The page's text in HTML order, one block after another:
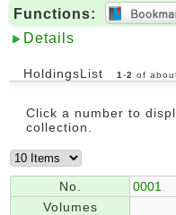
Functions:
Details
HoldingsList 1 -2 of
Click a number to
collection.
No.
0001
Volumes